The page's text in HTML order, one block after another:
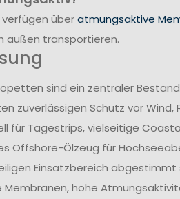
überatmungsaktive
außen transportieren.
sind ein zentraler
zuverlässigen Schutz vor Wind,
für Tagestrips, vielseitige
Offshore-Ölzeug für
Einsatzbereich abgestimmt
Membranen, hohe